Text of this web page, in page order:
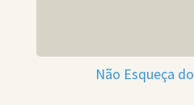
Não Esqueça